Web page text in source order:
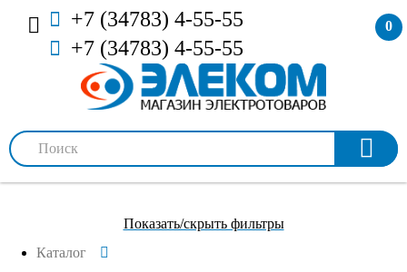
+7 (34783) 4-55-55
+7 (34783) 4-55-55
0
Показать/скрыть фильтры
Каталог